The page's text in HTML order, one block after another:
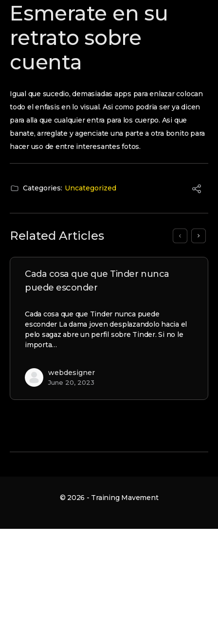
Esmerate en su
retrato sobre
cuenta
Igual que sucedio, demasiadas apps para enlazar colocan
todo el enfasis en lo visual. Asi­ como podri­a ser ya dicen
para alla que cualquier entra para los cuerpo. Asi que
banate, arreglate y agenciate una parte a otra bonito para
hacer uso de entre interesantes fotos.
Categories: Uncategorized
Related Articles
Cada cosa que que Tinder nunca
puede esconder
Cada cosa que que Tinder nunca puede
esconder La dama joven desplazandolo hacia el
pelo sagaz abre un perfil sobre Tinder. Si no le
importa…
webdesigner
June 20, 2023
© 2026 - Training Mavement